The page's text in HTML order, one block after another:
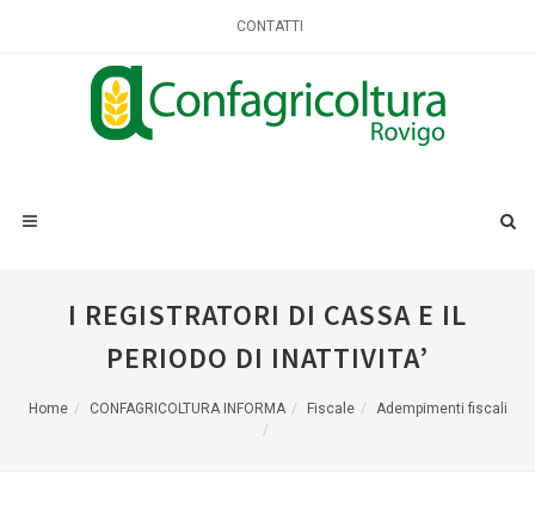
CONTATTI
I REGISTRATORI DI CASSA E IL
PERIODO DI INATTIVITA’
Home CONFAGRICOLTURA INFORMA Fiscale Adempimenti fiscali